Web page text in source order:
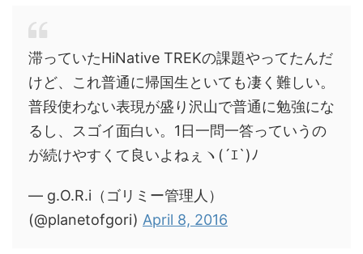
滞っていたHiNative TREKの課題やってたんだ
けど、これ普通に帰国生といても凄く難しい。
普段使わない表現が盛り沢山で普通に勉強にな
るし、スゴイ面白い。1日一問一答っていうの
が続けやすくて良いよねぇヽ(´ｴ`)ﾉ
— g.O.R.i（ゴリミー管理人）
(@planetofgori) April 8, 2016